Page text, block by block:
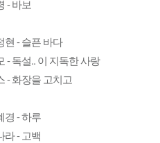
- 바보
현 - 슬픈 바다
- 독설.. 이 지독한 사랑
- 화장을 고치고
경 - 하루
라 - 고백